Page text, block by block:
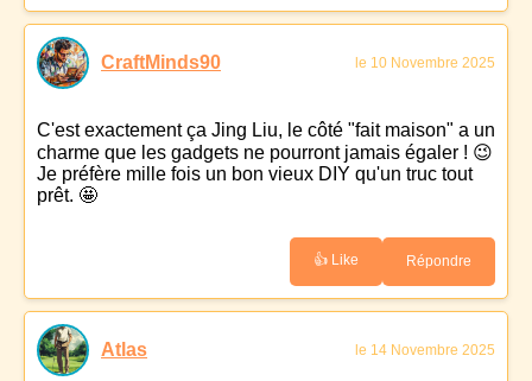
CraftMinds90 le 10 Novembre 2025
C'est exactement ça Jing Liu, le côté "fait maison" a un
charme que les gadgets ne pourront jamais égaler ! 😉
Je préfère mille fois un bon vieux DIY qu'un truc tout
prêt. 🤩
👍 Like Répondre
Atlas le 14 Novembre 2025